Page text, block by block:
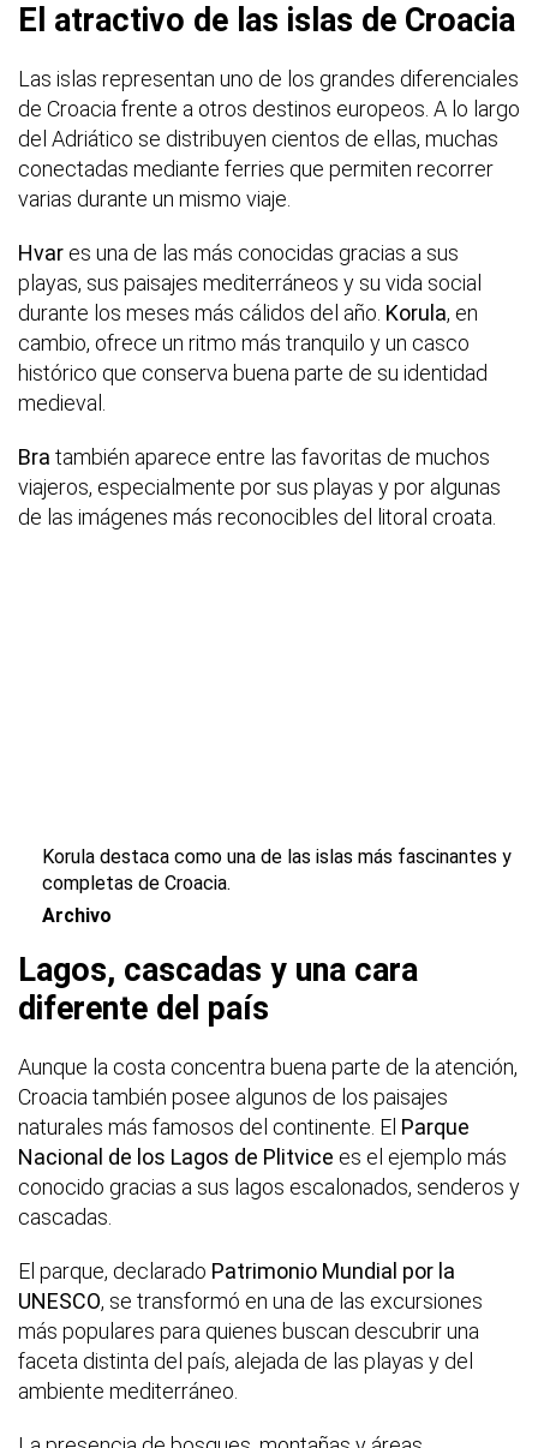
El atractivo de las islas de Croacia
Las islas representan uno de los grandes diferenciales
de Croacia frente a otros destinos europeos. A lo largo
del Adriático se distribuyen cientos de ellas, muchas
conectadas mediante ferries que permiten recorrer
varias durante un mismo viaje.
Hvar es una de las más conocidas gracias a sus
playas, sus paisajes mediterráneos y su vida social
durante los meses más cálidos del año. Korula, en
cambio, ofrece un ritmo más tranquilo y un casco
histórico que conserva buena parte de su identidad
medieval.
Bra también aparece entre las favoritas de muchos
viajeros, especialmente por sus playas y por algunas
de las imágenes más reconocibles del litoral croata.
Korula destaca como una de las islas más fascinantes y
completas de Croacia.
Archivo
Lagos, cascadas y una cara
diferente del país
Aunque la costa concentra buena parte de la atención,
Croacia también posee algunos de los paisajes
naturales más famosos del continente. El Parque
Nacional de los Lagos de Plitvice es el ejemplo más
conocido gracias a sus lagos escalonados, senderos y
cascadas.
El parque, declarado Patrimonio Mundial por la
UNESCO, se transformó en una de las excursiones
más populares para quienes buscan descubrir una
faceta distinta del país, alejada de las playas y del
ambiente mediterráneo.